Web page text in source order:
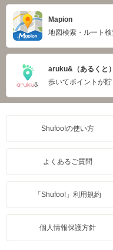
Mapion
地図検索・ルート
aruku&（あるくと）
歩いてポイントが貯
Shufoo!の使い方
よくあるご質問
「Shufoo!」利用規約
個人情報保護方針